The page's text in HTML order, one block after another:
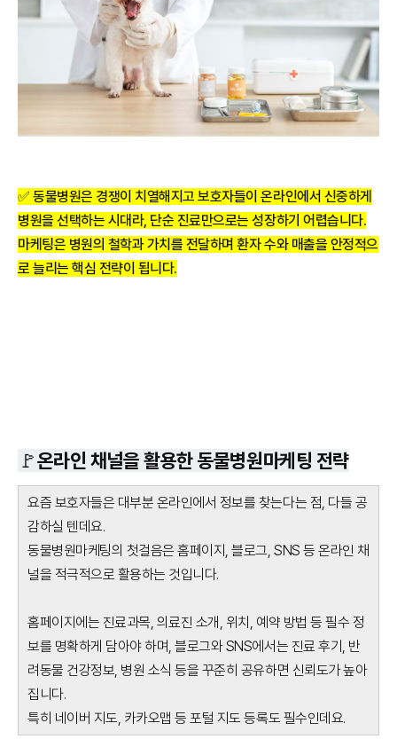
✅ 동물병원은 경쟁이 치열해지고 보호자들이 온라인에서 신중하게
병원을 선택하는 시대라, 단순 진료만으로는 성장하기 어렵습니다.
마케팅은 병원의 철학과 가치를 전달하며 환자 수와 매출을 안정적으
로 늘리는 핵심 전략이 됩니다.
🚩온라인 채널을 활용한 동물병원마케팅 전략
요즘 보호자들은 대부분 온라인에서 정보를 찾는다는 점, 다들 공
감하실 텐데요.
동물병원마케팅의 첫걸음은 홈페이지, 블로그, SNS 등 온라인 채
널을 적극적으로 활용하는 것입니다.
홈페이지에는 진료과목, 의료진 소개, 위치, 예약 방법 등 필수 정
보를 명확하게 담아야 하며, 블로그와 SNS에서는 진료 후기, 반
려동물 건강정보, 병원 소식 등을 꾸준히 공유하면 신뢰도가 높아
집니다.
특히 네이버 지도, 카카오맵 등 포털 지도 등록도 필수인데요.